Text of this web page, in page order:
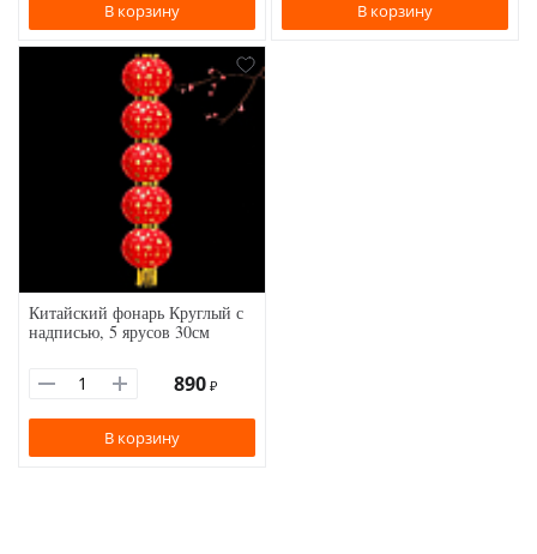
В корзину В корзину
Китайский фонарь Круглый с
надписью, 5 ярусов 30см
890 ₽
В корзину